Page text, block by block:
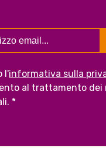
l'informativa sulla
al trattamento dei
*